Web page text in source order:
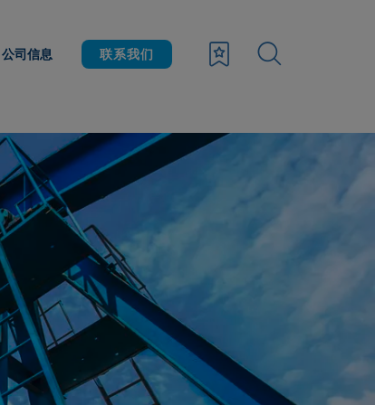
公司信息 联系我们